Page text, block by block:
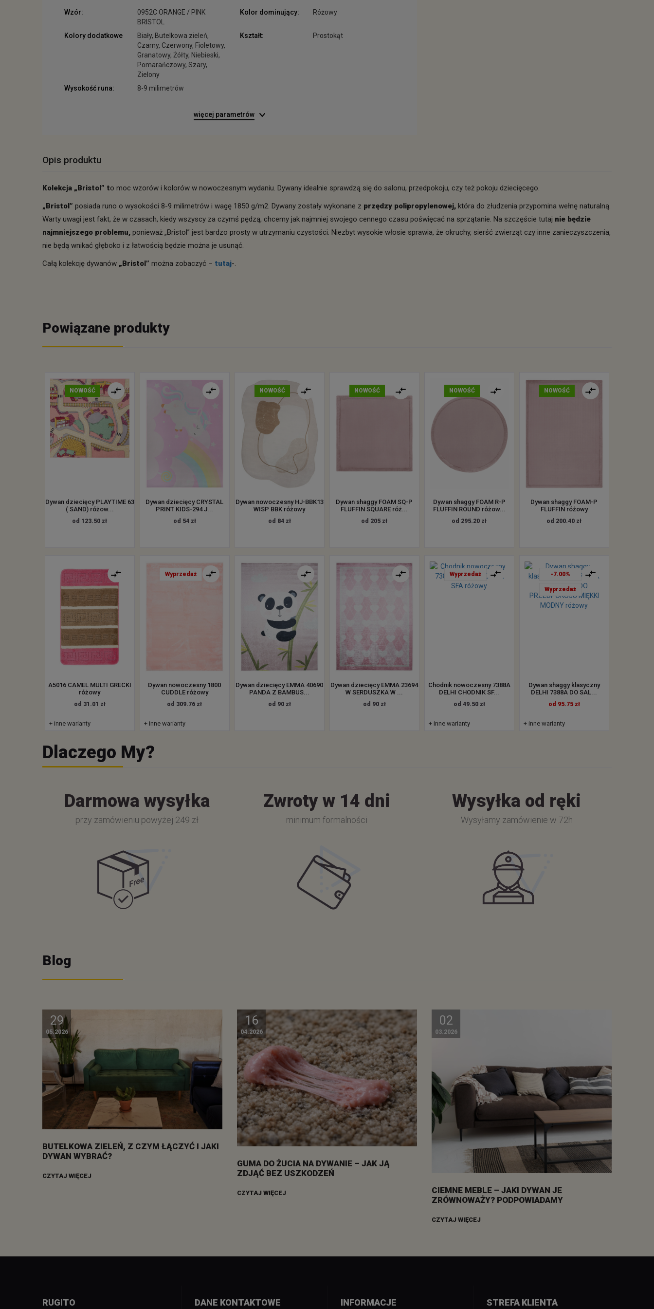
Wzór:
0952C ORANGE / PINK
BRISTOL
Kolor dominujący: Różowy
Kolory dodatkowe
Biały, Butelkowa zieleń,
Czarny, Czerwony, Fioletowy,
Granatowy, Żółty, Niebieski,
Pomarańczowy, Szary,
Zielony
Kształt: Prostokąt
Wysokość runa: 8-9 milimetrów
więcej parametrów
Opis produktu
Kolekcja „Bristol” to moc wzorów i kolorów w nowoczesnym wydaniu. Dywany idealnie sprawdzą się do salonu, przedpokoju, czy też pokoju dziecięcego.
„Bristol” posiada runo o wysokości 8-9 milimetrów i wagę 1850 g/m2. Dywany zostały wykonane z przędzy polipropylenowej, która do złudzenia przypomina wełnę naturalną.
Warty uwagi jest fakt, że w czasach, kiedy wszyscy za czymś pędzą, chcemy jak najmniej swojego cennego czasu poświęcać na sprzątanie. Na szczęście tutaj nie będzie
najmniejszego problemu, ponieważ „Bristol” jest bardzo prosty w utrzymaniu czystości. Niezbyt wysokie włosie sprawia, że okruchy, sierść zwierząt czy inne zanieczyszczenia,
nie będą wnikać głęboko i z łatwością będzie można je usunąć.
Całą kolekcję dywanów „Bristol” można zobaczyć – tutaj-.
Powiązane produkty
NOWOŚĆ
Dywan dziecięcy PLAYTIME 63
( SAND) różow...
od 123.50 zł
Dywan dziecięcy CRYSTAL
PRINT KIDS-294 J...
od 54 zł
NOWOŚĆ
Dywan nowoczesny HJ-BBK13
WISP BBK różowy
od 84 zł
NOWOŚĆ
Dywan shaggy FOAM SQ-P
FLUFFIN SQUARE róż...
od 205 zł
NOWOŚĆ
Dywan shaggy FOAM R-P
FLUFFIN ROUND różow...
od 295.20 zł
NOWOŚĆ
Dywan shaggy FOAM-P
FLUFFIN różowy
od 200.40 zł
A5016 CAMEL MULTI GRECKI
różowy
od 31.01 zł
+ inne warianty
Wyprzedaż
Dywan nowoczesny 1800
CUDDLE różowy
od 309.76 zł
+ inne warianty
Dywan dziecięcy EMMA 40690
PANDA Z BAMBUS...
od 90 zł
Dywan dziecięcy EMMA 23694
W SERDUSZKA W ...
od 90 zł
Wyprzedaż
Chodnik nowoczesny 7388A
DELHI CHODNIK SF...
od 49.50 zł
+ inne warianty
-7.00%
Wyprzedaż
Dywan shaggy klasyczny
DELHI 7388A DO SAL...
od 95.75 zł
+ inne warianty
Dlaczego My?
Darmowa wysyłka
przy zamówieniu powyżej 249 zł
Zwroty w 14 dni
minimum formalności
Wysyłka od ręki
Wysyłamy zamówienie w 72h
Blog
29
05.2026
BUTELKOWA ZIELEŃ, Z CZYM ŁĄCZYĆ I JAKI
DYWAN WYBRAĆ?
CZYTAJ WIĘCEJ
16
04.2026
GUMA DO ŻUCIA NA DYWANIE – JAK JĄ
ZDJĄĆ BEZ USZKODZEŃ
CZYTAJ WIĘCEJ
02
03.2026
CIEMNE MEBLE – JAKI DYWAN JE
ZRÓWNOWAŻY? PODPOWIADAMY
CZYTAJ WIĘCEJ
RUGITO DANE KONTAKTOWE INFORMACJE STREFA KLIENTA